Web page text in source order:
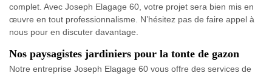
complet. Avec Joseph Elagage 60, votre projet sera bien mis en
œuvre en tout professionnalisme. N’hésitez pas de faire appel à
nous pour en discuter davantage.
Nos paysagistes jardiniers pour la tonte de gazon
Notre entreprise Joseph Elagage 60 vous offre des services de